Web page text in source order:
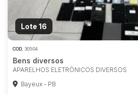
Lote 16
COD. 30504
Bens diversos
APARELHOS ELETRÔNICOS DIVERSOS
Bayeux - PB